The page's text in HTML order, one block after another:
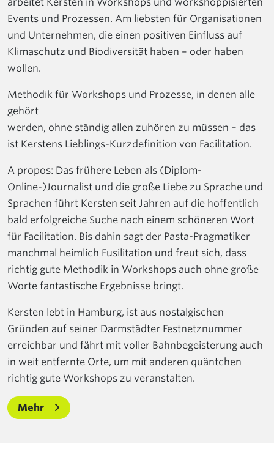
Events und Prozessen. Am liebsten für Organisationen
und Unternehmen, die einen positiven Einfluss auf
Klimaschutz und Biodiversität haben – oder haben
wollen.
Methodik für Workshops und Prozesse, in denen alle
gehört
werden, ohne ständig allen zuhören zu müssen – das
ist Kerstens Lieblings-Kurzdefinition von Facilitation.
A propos: Das frühere Leben als (Diplom-
Online-)Journalist und die große Liebe zu Sprache und
Sprachen führt Kersten seit Jahren auf die hoffentlich
bald erfolgreiche Suche nach einem schöneren Wort
für Facilitation. Bis dahin sagt der Pasta-Pragmatiker
manchmal heimlich Fusilitation und freut sich, dass
richtig gute Methodik in Workshops auch ohne große
Worte fantastische Ergebnisse bringt.
Kersten lebt in Hamburg, ist aus nostalgischen
Gründen auf seiner Darmstädter Festnetznummer
erreichbar und fährt mit voller Bahnbegeisterung auch
in weit entfernte Orte, um mit anderen quäntchen
richtig gute Workshops zu veranstalten.
Mehr